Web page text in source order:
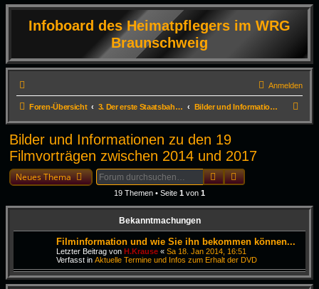
Infoboard des Heimatpflegers im WRG
Braunschweig
Anmelden
Foren-Übersicht 3. Der erste Staatsbahnhof Deutschlands in Braunschweig Bilder und Informationen zu den 19 Filmvorträgen zwischen 2014 und 2017
u
Bilder und Informationen zu den 19
Filmvorträgen zwischen 2014 und 2017
Neues Thema SucheErweiterte Suche
19 Themen • Seite 1 von 1
Bekanntmachungen
Filminformation und wie Sie ihn bekommen können...
Letzter Beitrag von H.Krause « Sa 18. Jan 2014, 16:51
Verfasst in Aktuelle Termine und Infos zum Erhalt der DVD